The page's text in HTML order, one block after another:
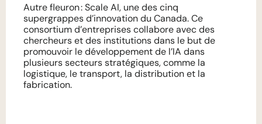
Autre fleuron : Scale AI, une des cinq
supergrappes d’innovation du Canada. Ce
consortium d’entreprises collabore avec des
chercheurs et des institutions dans le but de
promouvoir le développement de l’IA dans
plusieurs secteurs stratégiques, comme la
logistique, le transport, la distribution et la
fabrication.